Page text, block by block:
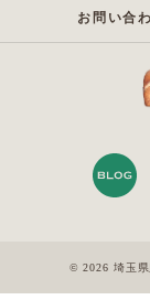
お問い合
© 2026 埼玉県